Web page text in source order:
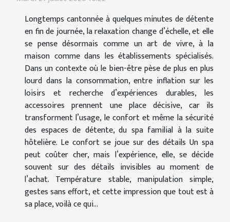
Longtemps cantonnée à quelques minutes de détente
en fin de journée, la relaxation change d’échelle, et elle
se pense désormais comme un art de vivre, à la
maison comme dans les établissements spécialisés.
Dans un contexte où le bien-être pèse de plus en plus
lourd dans la consommation, entre inflation sur les
loisirs et recherche d’expériences durables, les
accessoires prennent une place décisive, car ils
transforment l’usage, le confort et même la sécurité
des espaces de détente, du spa familial à la suite
hôtelière. Le confort se joue sur des détails Un spa
peut coûter cher, mais l’expérience, elle, se décide
souvent sur des détails invisibles au moment de
l’achat. Température stable, manipulation simple,
gestes sans effort, et cette impression que tout est à
sa place, voilà ce qui...